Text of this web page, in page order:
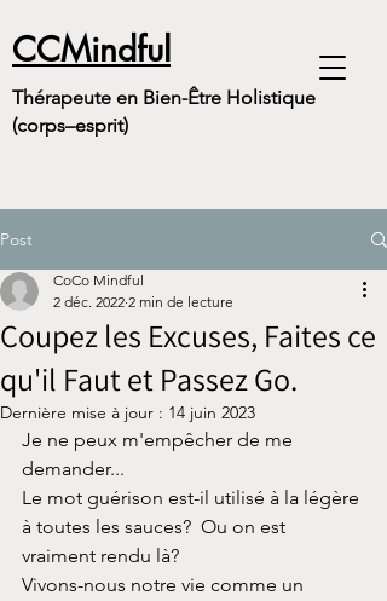
CCMindful
Thérapeute en Bien-Être Holistique
(corps–esprit)
Post
Coupez les Excuses, Faites ce
qu'il Faut et Passez Go.
CoCo Mindful
2 déc. 2022 2 min de lecture
Dernière mise à jour : 14 juin 2023
Je ne peux m'empêcher de me
demander...
Le mot guérison est-il utilisé à la légère
à toutes les sauces?  Ou on est
vraiment rendu là?
Vivons-nous notre vie comme un